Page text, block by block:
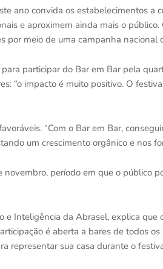
ano convida os estabelecimentos a
e aproximem ainda mais o
por meio de uma campanha nacional
participar do Bar em Bar pela
“o impacto é muito positivo. O
“Com o Bar em Bar,
um crescimento orgânico e nos
período em que o público
e Inteligência da Abrasel, explica que
é aberta a bares de todos os
representar sua casa durante o